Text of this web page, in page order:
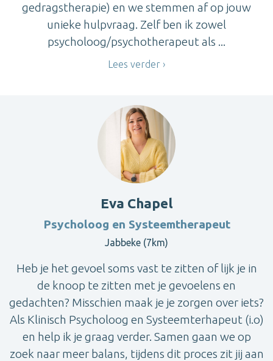
gedragstherapie) en we stemmen af op jouw
unieke hulpvraag. Zelf ben ik zowel
psycholoog/psychotherapeut als ...
Lees verder
Eva Chapel
Psycholoog en Systeemtherapeut
Jabbeke (7km)
Heb je het gevoel soms vast te zitten of lijk je in
de knoop te zitten met je gevoelens en
gedachten? Misschien maak je je zorgen over iets?
Als Klinisch Psycholoog en Systeemterhapeut (i.o)
en help ik je graag verder. Samen gaan we op
zoek naar meer balans, tijdens dit proces zit jij aan